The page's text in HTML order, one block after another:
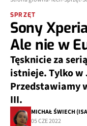
SPRZĘT
Sony
Ale nie w
Tęsknicie za
istnieje. Tylko w
Przedstawiamy
III.
MICHAŁ ŚWIECH
05 CZE 2022